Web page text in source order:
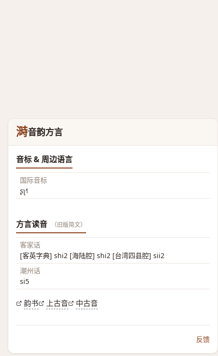
溡音韵方言
音标 & 周边语言
国际音标
ʂʅ˧˥
方言读音 （旧版简文）
客家话
[客英字典] shi2 [海陆腔] shi2 [台湾四县腔] sii2
潮州话
si5
韵书 上古音 中古音
反馈